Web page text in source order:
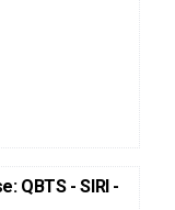
QBTS - SIRI -